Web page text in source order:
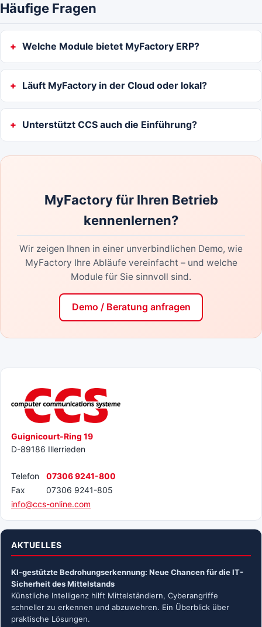
Häufige Fragen
Welche Module bietet MyFactory ERP?
Läuft MyFactory in der Cloud oder lokal?
Unterstützt CCS auch die Einführung?
MyFactory für Ihren Betrieb
kennenlernen?
Wir zeigen Ihnen in einer unverbindlichen Demo, wie
MyFactory Ihre Abläufe vereinfacht – und welche
Module für Sie sinnvoll sind.
Demo / Beratung anfragen
Guignicourt-Ring 19
D-89186 Illerrieden
Telefon
07306 9241-800
Fax
07306 9241-805
info@ccs-online.com
AKTUELLES
KI-gestützte Bedrohungserkennung: Neue Chancen für die IT-
Sicherheit des Mittelstands
Künstliche Intelligenz hilft Mittelständlern, Cyberangriffe
schneller zu erkennen und abzuwehren. Ein Überblick über
praktische Lösungen.